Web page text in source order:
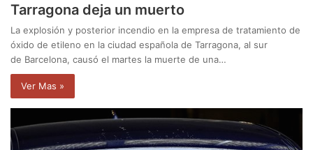
Tarragona deja un muerto
La explosión y posterior incendio en la empresa de tratamiento de
óxido de etileno en la ciudad española de Tarragona, al sur
de Barcelona, causó el martes la muerte de una…
Ver Mas »